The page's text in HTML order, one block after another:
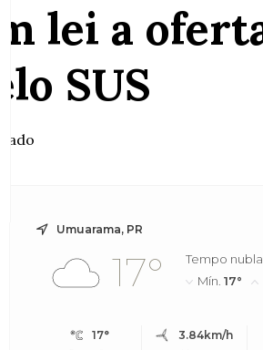
lei a
SUS
Umuarama, PR
17°
Tempo
Mín.17°
17° 3.84km/h